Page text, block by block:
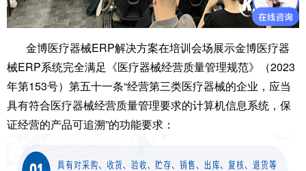
金博医疗器械ERP解决方案在培训会场展示金博医疗器
械ERP系统完全满足《医疗器械经营质量管理规范》（2023
年第153号）第五十一条“经营第三类医疗器械的企业，应当
具有符合医疗器械经营质量管理要求的计算机信息系统，保
证经营的产品可追溯”的功能要求：